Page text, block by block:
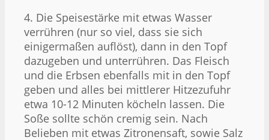
4. Die Speisestärke mit etwas Wasser
verrühren (nur so viel, dass sie sich
einigermaßen auflöst), dann in den Topf
dazugeben und unterrühren. Das Fleisch
und die Erbsen ebenfalls mit in den Topf
geben und alles bei mittlerer Hitzezufuhr
etwa 10-12 Minuten köcheln lassen. Die
Soße sollte schön cremig sein. Nach
Belieben mit etwas Zitronensaft, sowie Salz